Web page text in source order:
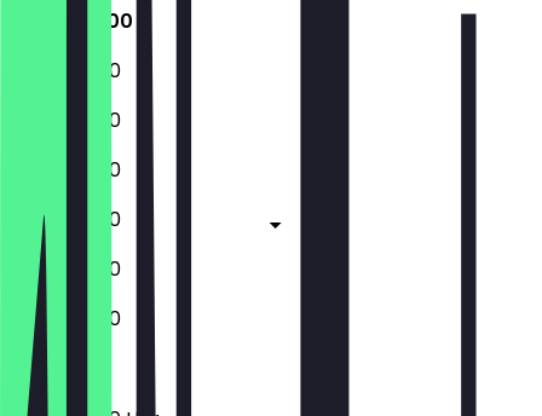
11:00 - 20:00
11:00 - 20:00
11:00 - 20:00
11:00 - 20:00
11:00 - 20:00
11:00 - 20:00
11:00 - 20:00